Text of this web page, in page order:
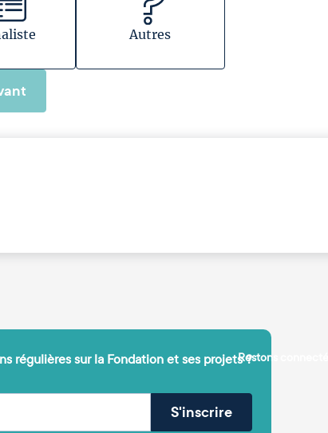
Autres
régulières sur la Fondation et ses projets ?
S'inscrire
Restons connectés